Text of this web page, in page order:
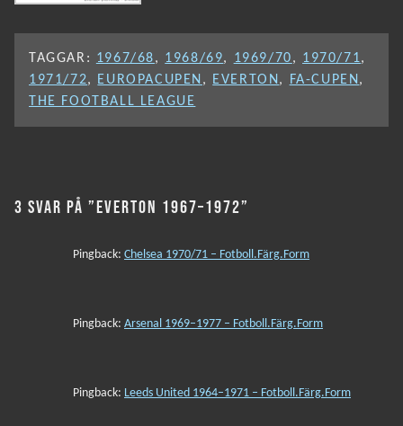
TAGGAR: 1967/68, 1968/69, 1969/70, 1970/71,
1971/72, EUROPACUPEN , EVERTON , FA-CUPEN ,
THE FOOTBALL LEAGUE
3 SVAR PÅ ”EVERTON 1967–1972”
Pingback: Chelsea 1970/71 – Fotboll.Färg.Form
Pingback: Arsenal 1969–1977 – Fotboll.Färg.Form
Pingback: Leeds United 1964–1971 – Fotboll.Färg.Form